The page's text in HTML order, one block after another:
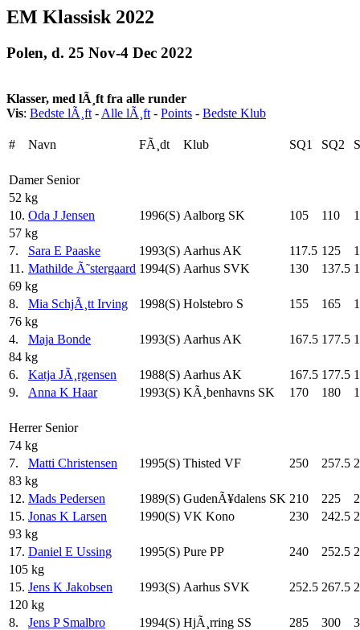
EM Klassisk 2022
Polen, d. 25 Nov-4 Dec 2022
Klasser, med lÃ¸ft fra alle runder
Vis: Bedste lÃ¸ft - Alle lÃ¸ft - Points - Bedste Klub
# Navn FÃ¸dt Klub SQ1 SQ2
Damer Senior
52 kg
10. Oda J Jensen 1996(S) Aalborg SK 105 110
57 kg
7.
Sara E Paaske 1993(S) Aarhus AK 117.5 125
11. Mathilde Ã˜stergaard 1994(S) Aarhus SVK 130 137.5
69 kg
8.
Mia SchjÃ¸tt Irving 1998(S) Holstebro S 155 165
76 kg
4.
Maja Bonde 1993(S) Aarhus AK 167.5 177.5
84 kg
6.
Katja JÃ¸rgensen 1988(S) Aarhus AK 167.5 177.5
9.
Anna K Haar 1993(S) KÃ¸benhavns SK 170 180
Herrer Senior
74 kg
7.
Matti Christensen 1995(S) Thisted VF 250 257.5
83 kg
12. Mads Pedersen 1989(S) GudenÃ¥dalens SK 210 225
15. Jonas K Larsen 1990(S) VK Kono 230 242.5
93 kg
17. Daniel E Ussing 1995(S) Pure PP 240 252.5
105 kg
15. Jens K Jakobsen 1993(S) Aarhus SVK 252.5 267.5
120 kg
8.
Jens P Smalbro 1994(S) HjÃ¸rring SS 285 300